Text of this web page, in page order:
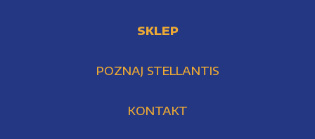
SKLEP
POZNAJ STELLANTIS
KONTAKT